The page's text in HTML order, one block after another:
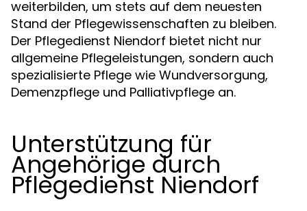
weiterbilden, um stets auf dem neuesten
Stand der Pflegewissenschaften zu bleiben.
Der Pflegedienst Niendorf bietet nicht nur
allgemeine Pflegeleistungen, sondern auch
spezialisierte Pflege wie Wundversorgung,
Demenzpflege und Palliativpflege an.
Unterstützung für
Angehörige durch
Pflegedienst Niendorf